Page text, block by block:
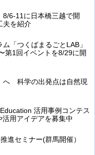
6-11に日本橋三越で開
夫を紹介
「つくばまるごとLAB」
第1回イベントを8/29に開
へ 科学の出発点は自然現
活用事例コンテス
用アイデアを募集中
進セミナー(群馬開催）